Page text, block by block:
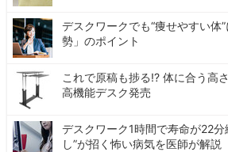
デスクワークでも“痩せやすい体
勢」のポイント
これで原稿も捗る!? 体に合う高
高機能デスク発売
デスクワーク1時間で寿命が22分
し”が招く怖い病気を医師が解説